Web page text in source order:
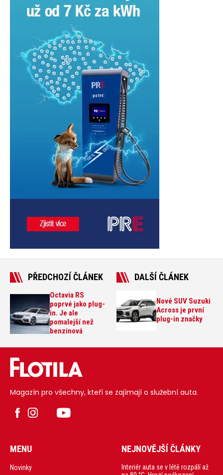
PŘEDCHOZÍ ČLÁNEK
Octavia RS
poprvé jako plug-
in. Je ale
pomalejší než
benzinová
DALŠÍ ČLÁNEK
Nové SUV Suzuki
Across je první
plug-in značky
Magazín pro všechny, kteří se zajímají o služební auta.
MENU
Novinky
NEJNOVĚJŠÍ ČLÁNKY
Interiér auta se v létě rozpálí až